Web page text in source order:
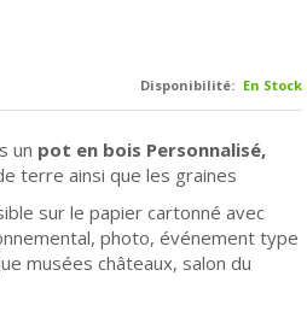
Disponibilité: En Stock
un pot en bois Personnalisé,
terre ainsi que les graines
sur le papier cartonné avec
photo, événement type
musées châteaux, salon du